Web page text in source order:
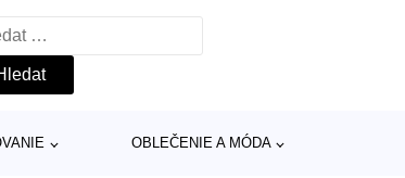
OBLEČENIE A MÓDA